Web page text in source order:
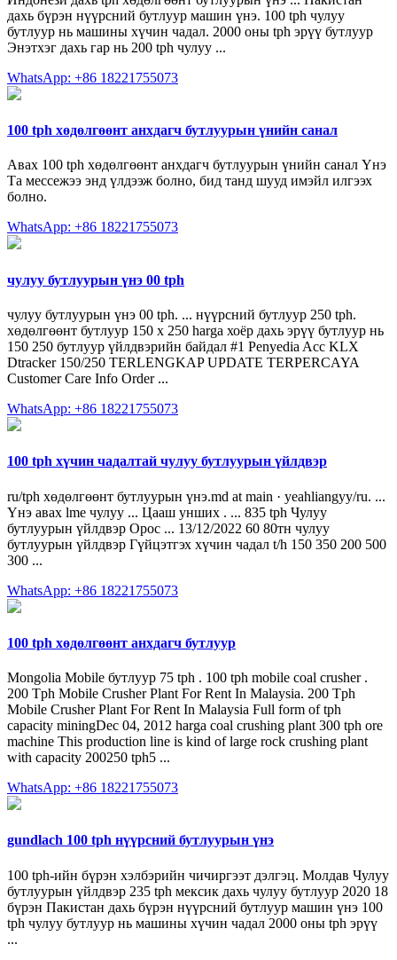
дахь бүрэн нүүрсний бутлуур машин үнэ. 100 tph чулуу
бутлуур нь машины хүчин чадал. 2000 оны tph эрүү бутлуур
Энэтхэг дахь гар нь 200 tph чулуу ...
WhatsApp: +86 18221755073
100 tph хөдөлгөөнт анхдагч бутлуурын үнийн санал
Авах 100 tph хөдөлгөөнт анхдагч бутлуурын үнийн санал Үнэ
Та мессежээ энд үлдээж болно, бид танд шууд имэйл илгээх
болно.
WhatsApp: +86 18221755073
чулуу бутлуурын үнэ 00 tph
чулуу бутлуурын үнэ 00 tph. ... нүүрсний бутлуур 250 tph.
хөдөлгөөнт бутлуур 150 х 250 harga хоёр дахь эрүү бутлуур нь
150 250 бутлуур үйлдвэрийн байдал #1 Penyedia Acc KLX
Dtracker 150/250 TERLENGKAP UPDATE TERPERCAYA
Customer Care Info Order ...
WhatsApp: +86 18221755073
100 tph хүчин чадалтай чулуу бутлуурын үйлдвэр
ru/tph хөдөлгөөнт бутлуурын үнэ.md at main · yeahliangyy/ru. ...
Үнэ авах lme чулуу ... Цааш унших . ... 835 tph Чулуу
бутлуурын үйлдвэр Орос ... 13/12/2022 60 80тн чулуу
бутлуурын үйлдвэр Гүйцэтгэх хүчин чадал t/h 150 350 200 500
300 ...
WhatsApp: +86 18221755073
100 tph хөдөлгөөнт анхдагч бутлуур
Mongolia Mobile бутлуур 75 tph . 100 tph mobile coal crusher .
200 Tph Mobile Crusher Plant For Rent In Malaysia. 200 Tph
Mobile Crusher Plant For Rent In Malaysia Full form of tph
capacity miningDec 04, 2012 harga coal crushing plant 300 tph ore
machine This production line is kind of large rock crushing plant
with capacity 200250 tph5 ...
WhatsApp: +86 18221755073
gundlach 100 tph нүүрсний бутлуурын үнэ
100 tph-ийн бүрэн хэлбэрийн чичиргээт дэлгэц. Молдав Чулуу
бутлуурын үйлдвэр 235 tph мексик дахь чулуу бутлуур 2020 18
бүрэн Пакистан дахь бүрэн нүүрсний бутлуур машин үнэ 100
tph чулуу бутлуур нь машины хүчин чадал 2000 оны tph эрүү
...